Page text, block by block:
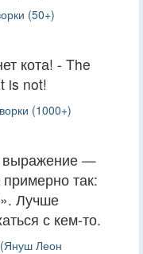
(50+)
кота! - The
is not!
(1000+)
выражение —
так:
Лучше
с кем-то.
Леон